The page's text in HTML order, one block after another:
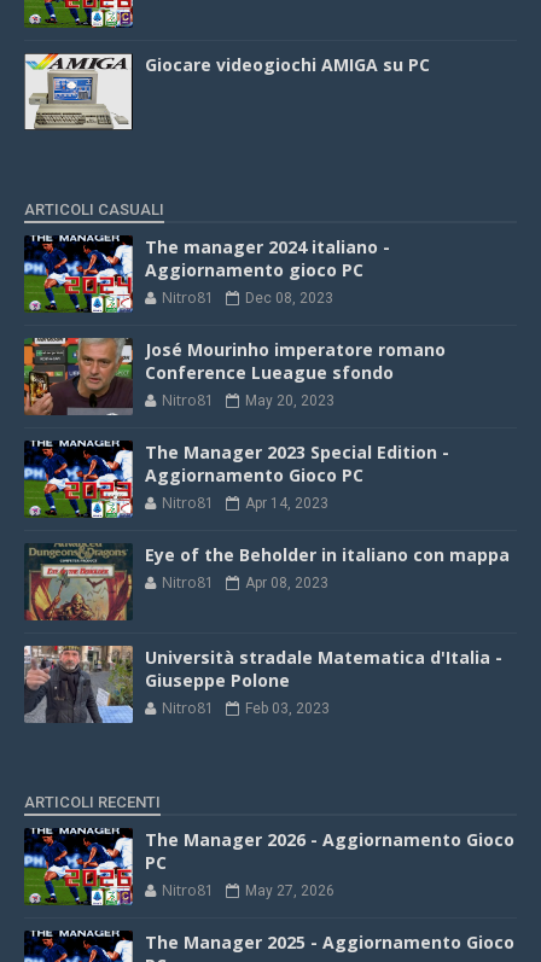
Giocare videogiochi AMIGA su PC
ARTICOLI CASUALI
The manager 2024 italiano -
Aggiornamento gioco PC
Nitro81 Dec 08, 2023
José Mourinho imperatore romano
Conference Lueague sfondo
Nitro81 May 20, 2023
The Manager 2023 Special Edition -
Aggiornamento Gioco PC
Nitro81 Apr 14, 2023
Eye of the Beholder in italiano con mappa
Nitro81 Apr 08, 2023
Università stradale Matematica d'Italia -
Giuseppe Polone
Nitro81 Feb 03, 2023
ARTICOLI RECENTI
The Manager 2026 - Aggiornamento Gioco
PC
Nitro81 May 27, 2026
The Manager 2025 - Aggiornamento Gioco